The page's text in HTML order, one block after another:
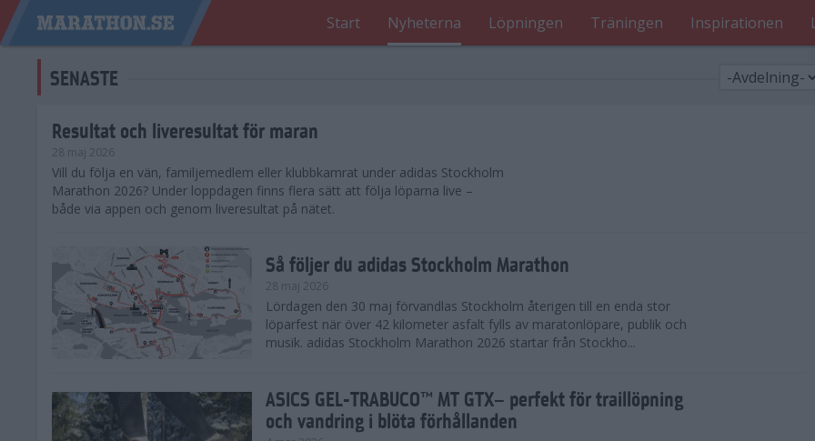
Start Nyheterna Löpningen Träningen Inspirationen
SENASTE
Resultat och liveresultat för maran
28 maj 2026
​Vill du följa en vän, familjemedlem eller klubbkamrat under adidas Stockholm
Marathon 2026? Under loppdagen finns flera sätt att följa löparna live –
både via appen och genom liveresultat på nätet.
Så följer du adidas Stockholm Marathon
28 maj 2026
Lördagen den 30 maj förvandlas Stockholm återigen till en enda stor
löparfest när över 42 kilometer asfalt fylls av maratonlöpare, publik och
musik. adidas Stockholm Marathon 2026 startar från Stockho...
ASICS GEL-TRABUCO™ MT GTX– perfekt för traillöpning
och vandring i blöta förhållanden